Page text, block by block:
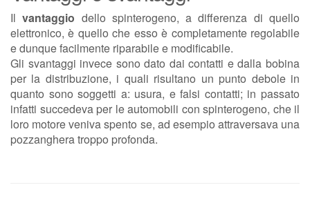
Ilvantaggio dello spinterogeno, a differenza di quello
elettronico, è quello che esso è completamente regolabile
e dunque facilmente riparabile e modificabile.
Gli svantaggi invece sono dato dai contatti e dalla bobina
per la distribuzione, i quali risultano un punto debole in
quanto sono soggetti a: usura, e falsi contatti; in passato
infatti succedeva per le automobili con spinterogeno, che il
loro motore veniva spento se, ad esempio attraversava una
pozzanghera troppo profonda.